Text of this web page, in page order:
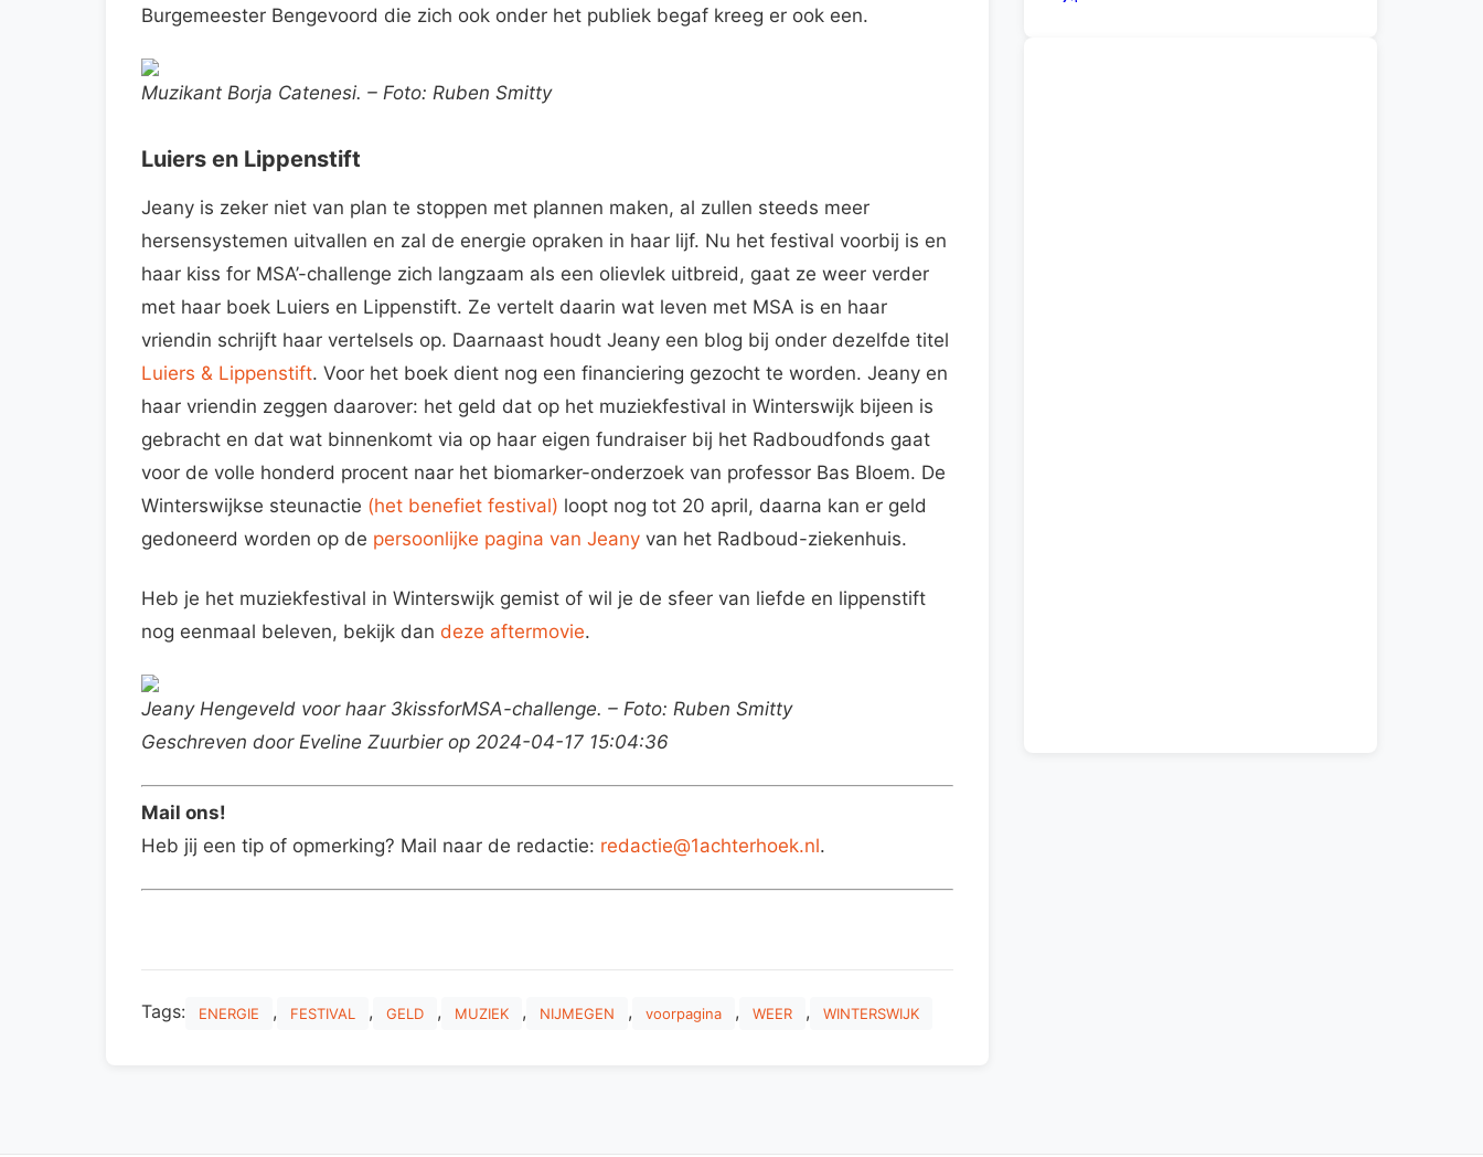
Burgemeester Bengevoord die zich ook onder het publiek begaf kreeg er ook een.
Muzikant Borja Catenesi. – Foto: Ruben Smitty
Luiers en Lippenstift
Jeany is zeker niet van plan te stoppen met plannen maken, al zullen steeds meer
hersensystemen uitvallen en zal de energie opraken in haar lijf. Nu het festival voorbij is en
haar kiss for MSA’-challenge zich langzaam als een olievlek uitbreid, gaat ze weer verder
met haar boek Luiers en Lippenstift. Ze vertelt daarin wat leven met MSA is en haar
vriendin schrijft haar vertelsels op. Daarnaast houdt Jeany een blog bij onder dezelfde titel
Luiers & Lippenstift. Voor het boek dient nog een financiering gezocht te worden. Jeany en
haar vriendin zeggen daarover: het geld dat op het muziekfestival in Winterswijk bijeen is
gebracht en dat wat binnenkomt via op haar eigen fundraiser bij het Radboudfonds gaat
voor de volle honderd procent naar het biomarker-onderzoek van professor Bas Bloem. De
Winterswijkse steunactie (het benefiet festival) loopt nog tot 20 april, daarna kan er geld
gedoneerd worden op de persoonlijke pagina van Jeany van het Radboud-ziekenhuis.
Heb je het muziekfestival in Winterswijk gemist of wil je de sfeer van liefde en lippenstift
nog eenmaal beleven, bekijk dan deze aftermovie.
Jeany Hengeveld voor haar 3kissforMSA-challenge. – Foto: Ruben Smitty
Geschreven door Eveline Zuurbier op 2024-04-17 15:04:36
Mail ons!
Heb jij een tip of opmerking? Mail naar de redactie: redactie@1achterhoek.nl.
Tags: ENERGIE , FESTIVAL , GELD , MUZIEK , NIJMEGEN , voorpagina , WEER , WINTERSWIJK